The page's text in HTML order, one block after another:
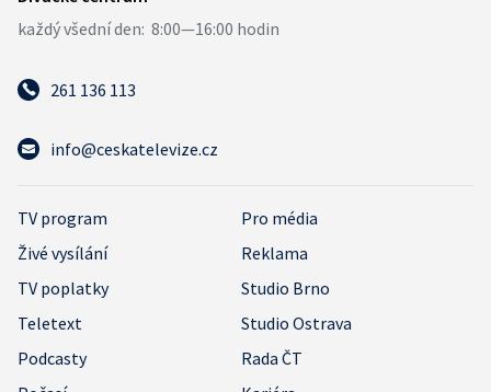
261 136 113
info@ceskatelevize.cz
TV program
Pro média
Živé vysílání
Reklama
TV poplatky
Studio Brno
Teletext
Studio Ostrava
Podcasty
Rada ČT